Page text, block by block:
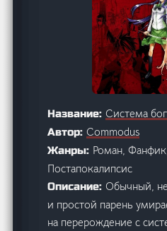
Название:Система
Автор:Commodus
Жанры: Роман,
Постапокалипсис
Описание:Обычный,
и простой парень
на перерождение с